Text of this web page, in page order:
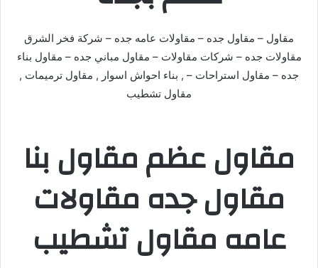
مقاول – مقاول جده – مقاولات عامه جده – شركة فخر الشرق
مقاولات جده – شركات مقاولات – مقاول مباني جده – مقاول بناء
جده – مقاول استراحات – , بناء احواش اسوار , مقاول ترميمات ,
مقاول تشطيب
مقاول عظم مقاول بنا
مقاول جده مقاولات
عامه مقاول تشطيب